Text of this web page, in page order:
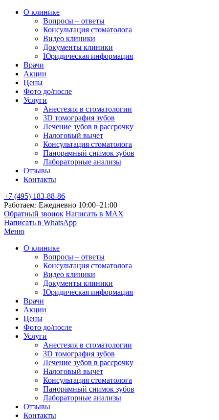
О клинике
Вопросы – ответы
Консультация стоматолога
Видео клиники
Документы клиники
Юридическая информация
Врачи
Акции
Цены
Фото до/после
Услуги
Анестезия в стоматологии
3D томография зубов
Лечение зубов в рассрочку
Налоговый вычет
Консультация стоматолога
Панорамный снимок зубов
Лабораторные анализы
Отзывы
Контакты
+7 (495) 183-88-86
Работаем: Ежедневно 10:00–21:00
Обратный звонок Написать в MAX
Написать в WhatsApp
Меню
О клинике
Вопросы – ответы
Консультация стоматолога
Видео клиники
Документы клиники
Юридическая информация
Врачи
Акции
Цены
Фото до/после
Услуги
Анестезия в стоматологии
3D томография зубов
Лечение зубов в рассрочку
Налоговый вычет
Консультация стоматолога
Панорамный снимок зубов
Лабораторные анализы
Отзывы
Контакты